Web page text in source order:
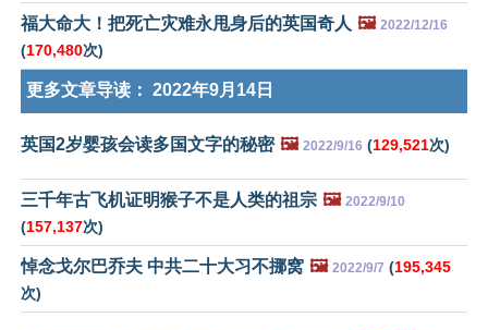
福大命大！把死亡灾难永甩身后的英国奇人 🖼️ 2022/12/16
(170,480次)
更多文章导读： 2022年9月14日
英国2岁婴孩会读多国文字的秘密 🖼️ 2022/9/16 (129,521次)
三千年古飞机证明猴子不是人类的祖宗 🖼️ 2022/9/10
(157,137次)
悼念戈尔巴乔夫 中共二十大习不挪窝 🖼️ 2022/9/7 (195,345
次)